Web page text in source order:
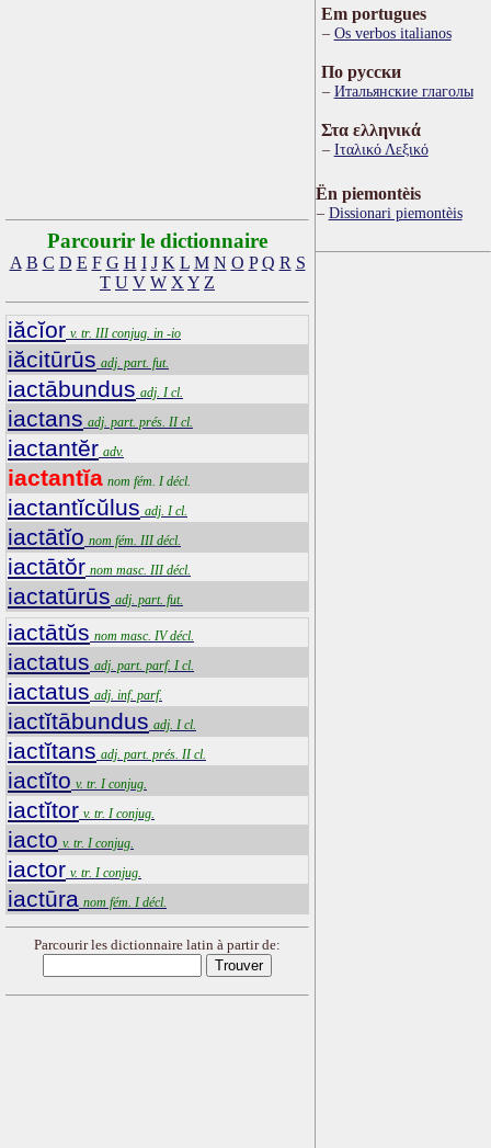
Parcourir le dictionnaire
A B C D E F G H I J K L M N O P Q R S
T U V W X Y Z
iăcĭor v. tr. III conjug. in -io
iăcitūrūs adj. part. fut.
iactābundus adj. I cl.
iactans adj. part. prés. II cl.
iactantĕr adv.
iactantĭa nom fém. I décl.
iactantĭcŭlus adj. I cl.
iactātĭo nom fém. III décl.
iactātŏr nom masc. III décl.
iactatūrūs adj. part. fut.
iactātŭs nom masc. IV décl.
iactatus adj. part. parf. I cl.
iactatus adj. inf. parf.
iactĭtābundus adj. I cl.
iactĭtans adj. part. prés. II cl.
iactĭto v. tr. I conjug.
iactĭtor v. tr. I conjug.
iacto v. tr. I conjug.
iactor v. tr. I conjug.
iactūra nom fém. I décl.
Parcourir les dictionnaire latin à partir de:
Em portugues
Os verbos italianos
По русски
Итальянские глаголы
Στα ελληνικά
Ιταλικό Λεξικό
Ën piemontèis
Dissionari piemontèis